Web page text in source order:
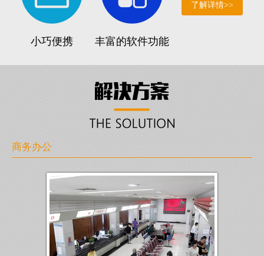
小巧便携 丰富的软件功能
了解详情>>
商务办公